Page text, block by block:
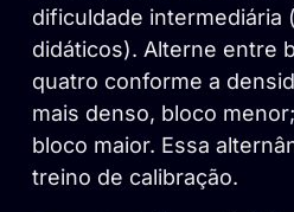
dificuldade intermediária
didáticos). Alterne entre
quatro conforme a
mais denso, bloco
bloco maior. Essa
treino de calibração.